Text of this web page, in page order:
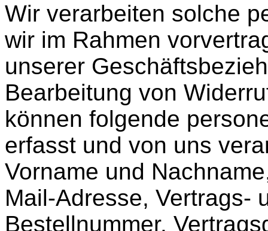
Wir verarbeiten solche
wir im Rahmen
unserer
Bearbeitung von
können folgende
erfasst und von uns
Vorname und
Mail-Adresse, Vertrags-
Bestellnummer,